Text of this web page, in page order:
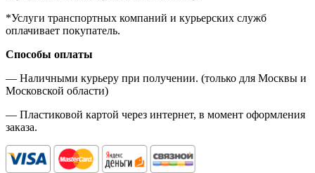
*Услуги транспортных компаний и курьерских служб
оплачивает покупатель.
Способы оплаты
— Наличными курьеру при получении. (только для Москвы и
Московской области)
— Пластиковой картой через интернет, в момент оформления
заказа.